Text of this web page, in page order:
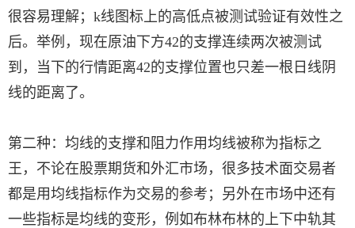
很容易理解；k线图标上的高低点被测试验证有效性之
后。举例，现在原油下方42的支撑连续两次被测试
到，当下的行情距离42的支撑位置也只差一根日线阴
线的距离了。
第二种：均线的支撑和阻力作用均线被称为指标之
王，不论在股票期货和外汇市场，很多技术面交易者
都是用均线指标作为交易的参考；另外在市场中还有
一些指标是均线的变形，例如布林布林的上下中轨其